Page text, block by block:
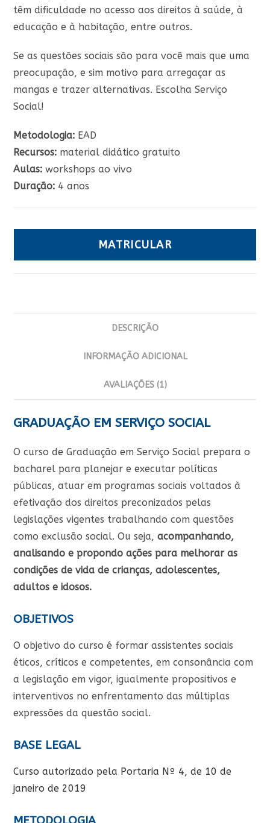
têm dificuldade no acesso aos direitos à saúde, à
educação e à habitação, entre outros.
Se as questões sociais são para você mais que uma
preocupação, e sim motivo para arregaçar as
mangas e trazer alternativas. Escolha Serviço
Social!
Metodologia: EAD
Recursos: material didático gratuito
Aulas: workshops ao vivo
Duração: 4 anos
MATRICULAR
DESCRIÇÃO
INFORMAÇÃO ADICIONAL
AVALIAÇÕES (1)
GRADUAÇÃO EM SERVIÇO SOCIAL
O curso de Graduação em Serviço Social prepara o
bacharel para planejar e executar políticas
públicas, atuar em programas sociais voltados à
efetivação dos direitos preconizados pelas
legislações vigentes trabalhando com questões
como exclusão social. Ou seja,acompanhando,
analisando e propondo ações para melhorar as
condições de vida de crianças, adolescentes,
adultos e idosos.
OBJETIVOS
O objetivo do curso é formar assistentes sociais
éticos, críticos e competentes, em consonância com
a legislação em vigor, igualmente propositivos e
interventivos no enfrentamento das múltiplas
expressões da questão social.
BASE LEGAL
Curso autorizado pela Portaria Nº 4, de 10 de
janeiro de 2019